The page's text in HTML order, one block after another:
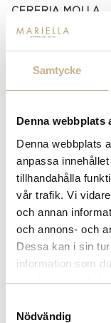
Samtycke
Denna webbplats
Denna webbplats
anpassa
tillhandahålla
vår trafik. Vi
och annan
och annons- och
Dessa kan i sin
information som
samlat in när du
Nödvändig
CERERIA MOLLÁ
MANDARIN
+
-
I lager
14 dagars
Leverans inom 3-
Få10%
900:- i frakt vid